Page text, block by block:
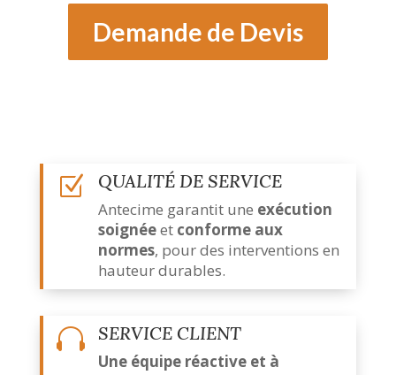
Demande de Devis
Z QUALITÉ DE SERVICE
Antecime garantit une exécution
soignéeet conforme aux
normes, pour des interventions en
hauteur durables.
 SERVICE CLIENT
Une équipe réactive et à